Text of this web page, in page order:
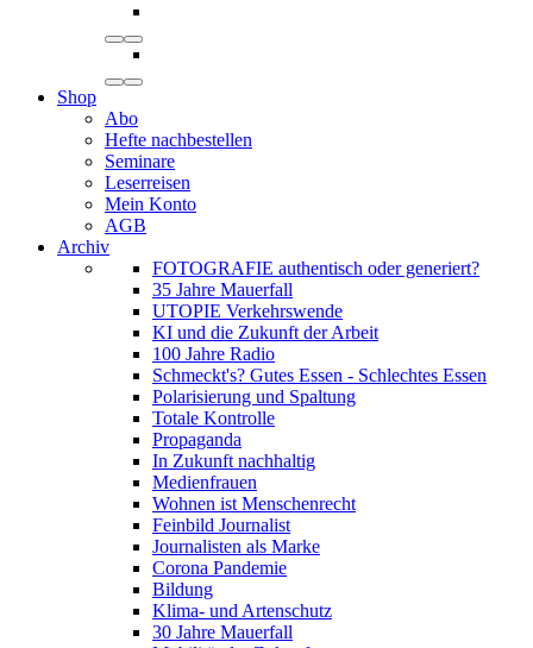
Shop
Abo
Hefte nachbestellen
Seminare
Leserreisen
Mein Konto
AGB
Archiv
FOTOGRAFIE authentisch oder generiert?
35 Jahre Mauerfall
UTOPIE Verkehrswende
KI und die Zukunft der Arbeit
100 Jahre Radio
Schmeckt's? Gutes Essen - Schlechtes Essen
Polarisierung und Spaltung
Totale Kontrolle
Propaganda
In Zukunft nachhaltig
Medienfrauen
Wohnen ist Menschenrecht
Feinbild Journalist
Journalisten als Marke
Corona Pandemie
Bildung
Klima- und Artenschutz
30 Jahre Mauerfall